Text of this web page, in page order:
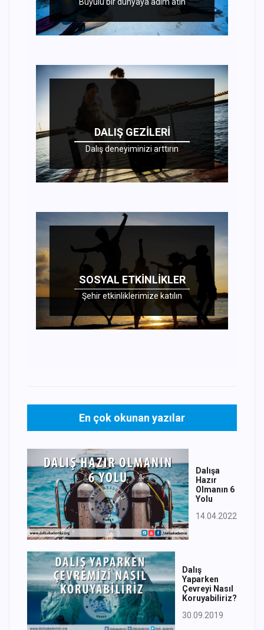
DALIŞ GEZILERI
Dalış deneyiminizi arttırın
SOSYAL ETKINLIKLER
Şehir etkinliklerimize katılın
En çok okunan yazılar
Dalışa
Hazır
Olmanın 6
Yolu
14.04.2022
Dalış
Yaparken
Çevreyi Nasıl
Koruyabiliriz?
30.09.2019